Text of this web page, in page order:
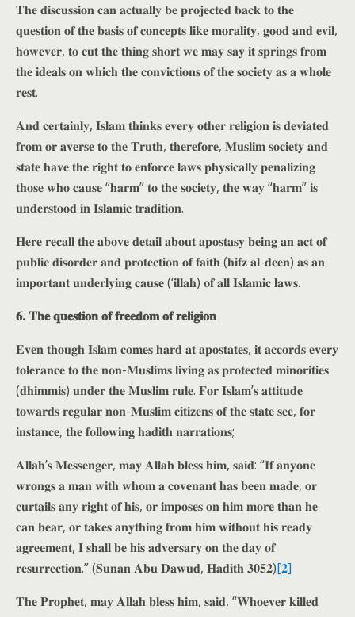
𝐓𝐡𝐞 𝐝𝐢𝐬𝐜𝐮𝐬𝐬𝐢𝐨𝐧 𝐜𝐚𝐧 𝐚𝐜𝐭𝐮𝐚𝐥𝐥𝐲 𝐛𝐞 𝐩𝐫𝐨𝐣𝐞𝐜𝐭𝐞𝐝 𝐛𝐚𝐜𝐤 𝐭𝐨 𝐭𝐡𝐞
𝐪𝐮𝐞𝐬𝐭𝐢𝐨𝐧 𝐨𝐟 𝐭𝐡𝐞 𝐛𝐚𝐬𝐢𝐬 𝐨𝐟 𝐜𝐨𝐧𝐜𝐞𝐩𝐭𝐬 𝐥𝐢𝐤𝐞 𝐦𝐨𝐫𝐚𝐥𝐢𝐭𝐲, 𝐠𝐨𝐨𝐝 𝐚𝐧𝐝 𝐞𝐯𝐢𝐥,
𝐡𝐨𝐰𝐞𝐯𝐞𝐫, 𝐭𝐨 𝐜𝐮𝐭 𝐭𝐡𝐞 𝐭𝐡𝐢𝐧𝐠 𝐬𝐡𝐨𝐫𝐭 𝐰𝐞 𝐦𝐚𝐲 𝐬𝐚𝐲 𝐢𝐭 𝐬𝐩𝐫𝐢𝐧𝐠𝐬 𝐟𝐫𝐨𝐦
𝐭𝐡𝐞 𝐢𝐝𝐞𝐚𝐥𝐬 𝐨𝐧 𝐰𝐡𝐢𝐜𝐡 𝐭𝐡𝐞 𝐜𝐨𝐧𝐯𝐢𝐜𝐭𝐢𝐨𝐧𝐬 𝐨𝐟 𝐭𝐡𝐞 𝐬𝐨𝐜𝐢𝐞𝐭𝐲 𝐚𝐬 𝐚 𝐰𝐡𝐨𝐥𝐞
𝐫𝐞𝐬𝐭.
𝐀𝐧𝐝 𝐜𝐞𝐫𝐭𝐚𝐢𝐧𝐥𝐲, 𝐈𝐬𝐥𝐚𝐦 𝐭𝐡𝐢𝐧𝐤𝐬 𝐞𝐯𝐞𝐫𝐲 𝐨𝐭𝐡𝐞𝐫 𝐫𝐞𝐥𝐢𝐠𝐢𝐨𝐧 𝐢𝐬 𝐝𝐞𝐯𝐢𝐚𝐭𝐞𝐝
𝐟𝐫𝐨𝐦 𝐨𝐫 𝐚𝐯𝐞𝐫𝐬𝐞 𝐭𝐨 𝐭𝐡𝐞 𝐓𝐫𝐮𝐭𝐡, 𝐭𝐡𝐞𝐫𝐞𝐟𝐨𝐫𝐞, 𝐌𝐮𝐬𝐥𝐢𝐦 𝐬𝐨𝐜𝐢𝐞𝐭𝐲 𝐚𝐧𝐝
𝐬𝐭𝐚𝐭𝐞 𝐡𝐚𝐯𝐞 𝐭𝐡𝐞 𝐫𝐢𝐠𝐡𝐭 𝐭𝐨 𝐞𝐧𝐟𝐨𝐫𝐜𝐞 𝐥𝐚𝐰𝐬 𝐩𝐡𝐲𝐬𝐢𝐜𝐚𝐥𝐥𝐲 𝐩𝐞𝐧𝐚𝐥𝐢𝐳𝐢𝐧𝐠
𝐭𝐡𝐨𝐬𝐞 𝐰𝐡𝐨 𝐜𝐚𝐮𝐬𝐞 “𝐡𝐚𝐫𝐦” 𝐭𝐨 𝐭𝐡𝐞 𝐬𝐨𝐜𝐢𝐞𝐭𝐲, 𝐭𝐡𝐞 𝐰𝐚𝐲 “𝐡𝐚𝐫𝐦” 𝐢𝐬
𝐮𝐧𝐝𝐞𝐫𝐬𝐭𝐨𝐨𝐝 𝐢𝐧 𝐈𝐬𝐥𝐚𝐦𝐢𝐜 𝐭𝐫𝐚𝐝𝐢𝐭𝐢𝐨𝐧.
𝐇𝐞𝐫𝐞 𝐫𝐞𝐜𝐚𝐥𝐥 𝐭𝐡𝐞 𝐚𝐛𝐨𝐯𝐞 𝐝𝐞𝐭𝐚𝐢𝐥 𝐚𝐛𝐨𝐮𝐭 𝐚𝐩𝐨𝐬𝐭𝐚𝐬𝐲 𝐛𝐞𝐢𝐧𝐠 𝐚𝐧 𝐚𝐜𝐭 𝐨𝐟
𝐩𝐮𝐛𝐥𝐢𝐜 𝐝𝐢𝐬𝐨𝐫𝐝𝐞𝐫 𝐚𝐧𝐝 𝐩𝐫𝐨𝐭𝐞𝐜𝐭𝐢𝐨𝐧 𝐨𝐟 𝐟𝐚𝐢𝐭𝐡 (𝐡𝐢𝐟𝐳 𝐚𝐥-𝐝𝐞𝐞𝐧) 𝐚𝐬 𝐚𝐧
𝐢𝐦𝐩𝐨𝐫𝐭𝐚𝐧𝐭 𝐮𝐧𝐝𝐞𝐫𝐥𝐲𝐢𝐧𝐠 𝐜𝐚𝐮𝐬𝐞 (‘𝐢𝐥𝐥𝐚𝐡) 𝐨𝐟 𝐚𝐥𝐥 𝐈𝐬𝐥𝐚𝐦𝐢𝐜 𝐥𝐚𝐰𝐬.
𝟔. 𝐓𝐡𝐞 𝐪𝐮𝐞𝐬𝐭𝐢𝐨𝐧 𝐨𝐟 𝐟𝐫𝐞𝐞𝐝𝐨𝐦 𝐨𝐟 𝐫𝐞𝐥𝐢𝐠𝐢𝐨𝐧
𝐄𝐯𝐞𝐧 𝐭𝐡𝐨𝐮𝐠𝐡 𝐈𝐬𝐥𝐚𝐦 𝐜𝐨𝐦𝐞𝐬 𝐡𝐚𝐫𝐝 𝐚𝐭 𝐚𝐩𝐨𝐬𝐭𝐚𝐭𝐞𝐬, 𝐢𝐭 𝐚𝐜𝐜𝐨𝐫𝐝𝐬 𝐞𝐯𝐞𝐫𝐲
𝐭𝐨𝐥𝐞𝐫𝐚𝐧𝐜𝐞 𝐭𝐨 𝐭𝐡𝐞 𝐧𝐨𝐧-𝐌𝐮𝐬𝐥𝐢𝐦𝐬 𝐥𝐢𝐯𝐢𝐧𝐠 𝐚𝐬 𝐩𝐫𝐨𝐭𝐞𝐜𝐭𝐞𝐝 𝐦𝐢𝐧𝐨𝐫𝐢𝐭𝐢𝐞𝐬
(𝐝𝐡𝐢𝐦𝐦𝐢𝐬) 𝐮𝐧𝐝𝐞𝐫 𝐭𝐡𝐞 𝐌𝐮𝐬𝐥𝐢𝐦 𝐫𝐮𝐥𝐞. 𝐅𝐨𝐫 𝐈𝐬𝐥𝐚𝐦’𝐬 𝐚𝐭𝐭𝐢𝐭𝐮𝐝𝐞
𝐭𝐨𝐰𝐚𝐫𝐝𝐬 𝐫𝐞𝐠𝐮𝐥𝐚𝐫 𝐧𝐨𝐧-𝐌𝐮𝐬𝐥𝐢𝐦 𝐜𝐢𝐭𝐢𝐳𝐞𝐧𝐬 𝐨𝐟 𝐭𝐡𝐞 𝐬𝐭𝐚𝐭𝐞 𝐬𝐞𝐞, 𝐟𝐨𝐫
𝐢𝐧𝐬𝐭𝐚𝐧𝐜𝐞, 𝐭𝐡𝐞 𝐟𝐨𝐥𝐥𝐨𝐰𝐢𝐧𝐠 𝐡𝐚𝐝𝐢𝐭𝐡 𝐧𝐚𝐫𝐫𝐚𝐭𝐢𝐨𝐧𝐬;
𝐀𝐥𝐥𝐚𝐡’𝐬 𝐌𝐞𝐬𝐬𝐞𝐧𝐠𝐞𝐫, 𝐦𝐚𝐲 𝐀𝐥𝐥𝐚𝐡 𝐛𝐥𝐞𝐬𝐬 𝐡𝐢𝐦, 𝐬𝐚𝐢𝐝: “𝐈𝐟 𝐚𝐧𝐲𝐨𝐧𝐞
𝐰𝐫𝐨𝐧𝐠𝐬 𝐚 𝐦𝐚𝐧 𝐰𝐢𝐭𝐡 𝐰𝐡𝐨𝐦 𝐚 𝐜𝐨𝐯𝐞𝐧𝐚𝐧𝐭 𝐡𝐚𝐬 𝐛𝐞𝐞𝐧 𝐦𝐚𝐝𝐞, 𝐨𝐫
𝐜𝐮𝐫𝐭𝐚𝐢𝐥𝐬 𝐚𝐧𝐲 𝐫𝐢𝐠𝐡𝐭 𝐨𝐟 𝐡𝐢𝐬, 𝐨𝐫 𝐢𝐦𝐩𝐨𝐬𝐞𝐬 𝐨𝐧 𝐡𝐢𝐦 𝐦𝐨𝐫𝐞 𝐭𝐡𝐚𝐧 𝐡𝐞
𝐜𝐚𝐧 𝐛𝐞𝐚𝐫, 𝐨𝐫 𝐭𝐚𝐤𝐞𝐬 𝐚𝐧𝐲𝐭𝐡𝐢𝐧𝐠 𝐟𝐫𝐨𝐦 𝐡𝐢𝐦 𝐰𝐢𝐭𝐡𝐨𝐮𝐭 𝐡𝐢𝐬 𝐫𝐞𝐚𝐝𝐲
𝐚𝐠𝐫𝐞𝐞𝐦𝐞𝐧𝐭, 𝐈 𝐬𝐡𝐚𝐥𝐥 𝐛𝐞 𝐡𝐢𝐬 𝐚𝐝𝐯𝐞𝐫𝐬𝐚𝐫𝐲 𝐨𝐧 𝐭𝐡𝐞 𝐝𝐚𝐲 𝐨𝐟
𝐫𝐞𝐬𝐮𝐫𝐫𝐞𝐜𝐭𝐢𝐨𝐧.” (𝐒𝐮𝐧𝐚𝐧 𝐀𝐛𝐮 𝐃𝐚𝐰𝐮𝐝, 𝐇𝐚𝐝𝐢𝐭𝐡 𝟑𝟎𝟓𝟐)[𝟐]
𝐓𝐡𝐞 𝐏𝐫𝐨𝐩𝐡𝐞𝐭, 𝐦𝐚𝐲 𝐀𝐥𝐥𝐚𝐡 𝐛𝐥𝐞𝐬𝐬 𝐡𝐢𝐦, 𝐬𝐚𝐢𝐝, “𝐖𝐡𝐨𝐞𝐯𝐞𝐫 𝐤𝐢𝐥𝐥𝐞𝐝